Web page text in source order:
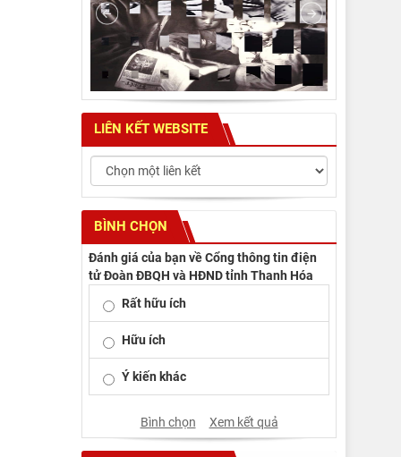
LIÊN KẾT WEBSITE
BÌNH CHỌN
Đánh giá của bạn về Cổng thông tin điện
tử Đoàn ĐBQH và HĐND tỉnh Thanh Hóa
Rất hữu ích
Hữu ích
Ý kiến khác
Bình chọn Xem kết quả